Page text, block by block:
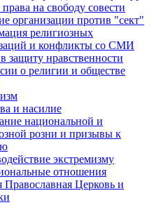
на свободу совести
организации против "сект"
религиозных
и конфликты со СМИ
защиту нравственности
о религии и обществе
и насилие
национальной и
розни и призывы к
экстремизму
отношения
Православная Церковь и